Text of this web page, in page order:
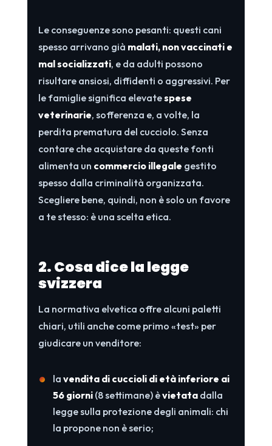
Le conseguenze sono pesanti: questi cani
spesso arrivano già malati, non vaccinati e
mal socializzati, e da adulti possono
risultare ansiosi, diffidenti o aggressivi. Per
le famiglie significa elevatespese
veterinarie, sofferenza e, a volte, la
perdita prematura del cucciolo. Senza
contare che acquistare da queste fonti
alimenta un commercio illegale gestito
spesso dalla criminalità organizzata.
Scegliere bene, quindi, non è solo un favore
a te stesso: è una scelta etica.
2. Cosa dice la legge
svizzera
La normativa elvetica offre alcuni paletti
chiari, utili anche come primo «test» per
giudicare un venditore:
la vendita di cuccioli di età inferiore ai
56 giorni(8 settimane) èvietatadalla
legge sulla protezione degli animali: chi
la propone non è serio;